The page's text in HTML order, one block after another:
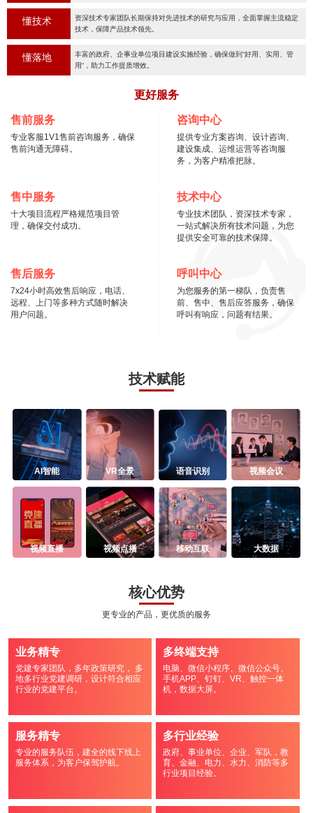
懂技术
资深技术专家团队长期保持对先进技术的研究与应用，全面掌握主流稳定
技术，保障产品技术领先。
懂落地
丰富的政府、企事业单位项目建设实施经验，确保做到“好用、实用、管
用“，助力工作提质增效。
更好服务
售前服务
专业客服1V1售前咨询服务，确保
售前沟通无障碍。
咨询中心
提供专业方案咨询、设计咨询、
建设集成、运维运营等咨询服
务，为客户精准把脉。
售中服务
十大项目流程严格规范项目管
理，确保交付成功。
技术中心
专业技术团队，资深技术专家，
一站式解决所有技术问题，为您
提供安全可靠的技术保障。
售后服务
7x24小时高效售后响应，电话、
远程、上门等多种方式随时解决
用户问题。
呼叫中心
为您服务的第一梯队，负责售
前、售中、售后应答服务，确保
呼叫有响应，问题有结果。
技术赋能
AI智能 VR全景 语音识别 视频会议
视频直播 视频点播 移动互联 大数据
核心优势
更专业的产品，更优质的服务
业务精专
党建专家团队，多年政策研究， 多
地多行业党建调研，设计符合相应
行业的党建平台。
多终端支持
电脑、微信小程序、微信公众号、
手机APP、钉钉、VR、触控一体
机，数据大屏。
服务精专
专业的服务队伍，建全的线下线上
服务体系，为客户保驾护航。
多行业经验
政府、事业单位、企业、军队，教
育、金融、电力、水力、消防等多
行业项目经验。